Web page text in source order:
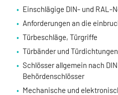
Einschlägige DIN- und RAL-
Anforderungen an die
Türbeschläge, Türgriffe
Türbänder und Türdichtungen
Schlösser allgemein nach
Behördenschlösser
Mechanische und